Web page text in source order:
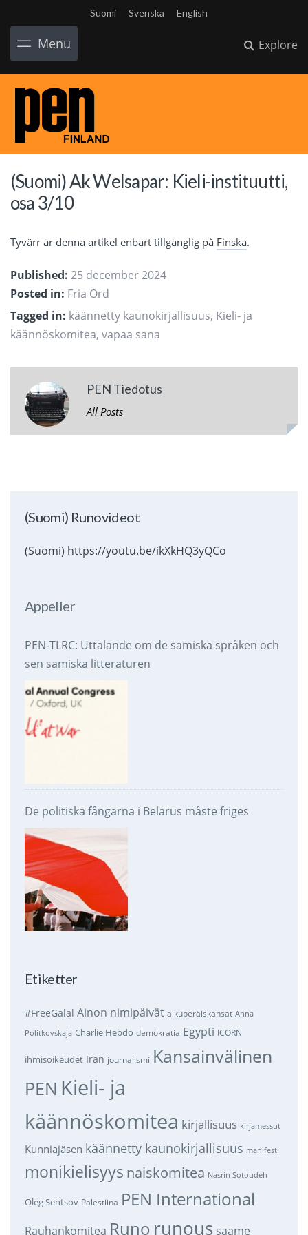
Suomi Svenska English
Menu Explore
(Suomi) Ak Welsapar: Kieli-instituutti,
osa 3/10
Tyvärr är denna artikel enbart tillgänglig på Finska.
Published: 25 december 2024
Posted in: Fria Ord
Tagged in: käännetty kaunokirjallisuus, Kieli- ja
käännöskomitea, vapaa sana
PEN Tiedotus
All Posts
(Suomi) Runovideot
(Suomi) https://youtu.be/ikXkHQ3yQCo
Appeller
PEN-TLRC: Uttalande om de samiska språken och
sen samiska litteraturen
De politiska fångarna i Belarus måste friges
Etiketter
#FreeGalal Ainon nimipäivät alkuperäiskansat Anna
Politkovskaja Charlie Hebdo demokratia Egypti ICORN
ihmisoikeudet Iran journalismi Kansainvälinen
PEN Kieli- ja
käännöskomitea kirjallisuus kirjamessut
Kunniajäsen käännetty kaunokirjallisuus manifesti
monikielisyys naiskomitea Nasrin Sotoudeh
Oleg Sentsov Palestiina PEN International
Rauhankomitea Runo runous saame